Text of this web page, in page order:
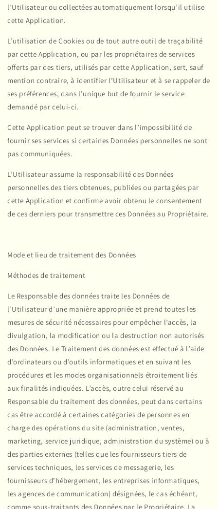
l’Utilisateur ou collectées automatiquement lorsqu’il utilise
cette Application.
L’utilisation de Cookies ou de tout autre outil de traçabilité
par cette Application, ou par les propriétaires de services
offerts par des tiers, utilisés par cette Application, sert, sauf
mention contraire, à identifier l’Utilisateur et à se rappeler de
ses préférences, dans l’unique but de fournir le service
demandé par celui-ci.
Cette Application peut se trouver dans l’impossibilité de
fournir ses services si certaines Données personnelles ne sont
pas communiquées.
L’Utilisateur assume la responsabilité des Données
personnelles des tiers obtenues, publiées ou partagées par
cette Application et confirme avoir obtenu le consentement
de ces derniers pour transmettre ces Données au Propriétaire.
Mode et lieu de traitement des Données
Méthodes de traitement
Le Responsable des données traite les Données de
l’Utilisateur d’une manière appropriée et prend toutes les
mesures de sécurité nécessaires pour empêcher l’accès, la
divulgation, la modification ou la destruction non autorisés
des Données. Le Traitement des données est effectué à l’aide
d’ordinateurs ou d’outils informatiques et en suivant les
procédures et les modes organisationnels étroitement liés
aux finalités indiquées. L’accès, outre celui réservé au
Responsable du traitement des données, peut dans certains
cas être accordé à certaines catégories de personnes en
charge des opérations du site (administration, ventes,
marketing, service juridique, administration du système) ou à
des parties externes (telles que les fournisseurs tiers de
services techniques, les services de messagerie, les
fournisseurs d’hébergement, les entreprises informatiques,
les agences de communication) désignées, le cas échéant,
comme sous-traitants des Données par le Propriétaire. La